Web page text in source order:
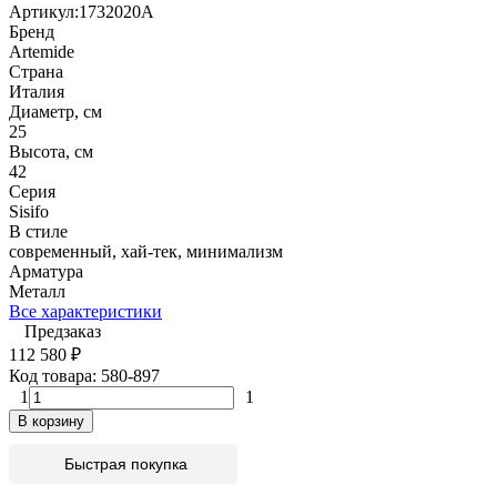
Артикул:1732020A
Бренд
Artemide
Страна
Италия
Диаметр, см
25
Высота, см
42
Серия
Sisifo
В стиле
современный, хай-тек, минимализм
Арматура
Металл
Все характеристики
Предзаказ
112 580 ₽
Код товара: 580-897
1
1
В корзину
Быстрая покупка